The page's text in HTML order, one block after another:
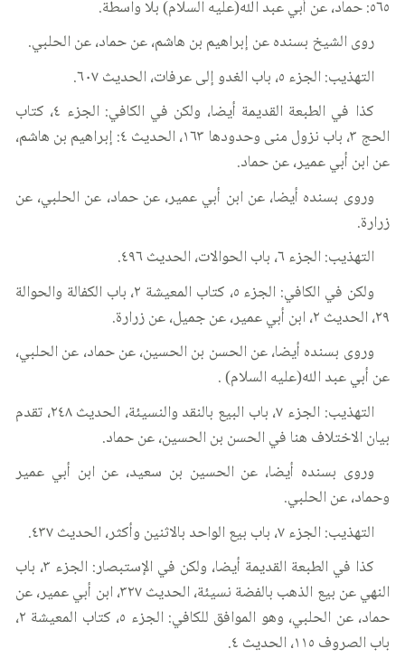
٥٦٥: حماد، عن أبي عبد الله(عليه السلام) بلا واسطة.
روى الشيخ بسنده عن إبراهيم بن هاشم، عن حماد، عن الحلبي.
التهذيب: الجزء ٥، باب الغدو إلى عرفات، الحديث ٦٠٧.
كذا في الطبعة القديمة أيضا، ولكن في الكافي: الجزء ٤، كتاب
الحج ٣، باب نزول منى وحدودها ١٦٣، الحديث ٤: إبراهيم بن هاشم،
عن ابن أبي عمير، عن حماد.
وروى بسنده أيضا، عن ابن أبي عمير، عن حماد، عن الحلبي، عن
زرارة.
التهذيب: الجزء ٦، باب الحوالات، الحديث ٤٩٦.
ولكن في الكافي: الجزء ٥، كتاب المعيشة ٢، باب الكفالة والحوالة
٢٩، الحديث ٢، ابن أبي عمير، عن جميل، عن زرارة.
وروى بسنده أيضا، عن الحسن بن الحسين، عن حماد، عن الحلبي،
عن أبي عبد الله(عليه السلام) .
التهذيب: الجزء ٧، باب البيع بالنقد والنسيئة، الحديث ٢٤٨، تقدم
بيان الاختلاف هنا في الحسن بن الحسين، عن حماد.
وروى بسنده أيضا، عن الحسين بن سعيد، عن ابن أبي عمير
وحماد، عن الحلبي.
التهذيب: الجزء ٧، باب بيع الواحد بالاثنين وأكثر، الحديث ٤٣٧.
كذا في الطبعة القديمة أيضا، ولكن في الإستبصار: الجزء ٣، باب
النهي عن بيع الذهب بالفضة نسيئة، الحديث ٣٢٧، ابن أبي عمير، عن
حماد، عن الحلبي، وهو الموافق للكافي: الجزء ٥، كتاب المعيشة ٢،
باب الصروف ١١٥، الحديث ٤.